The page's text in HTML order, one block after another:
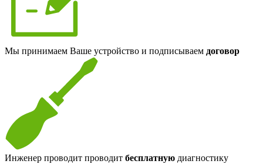
Мы принимаем Ваше устройство и подписываем договор
Инженер проводит проводит бесплатную диагностику